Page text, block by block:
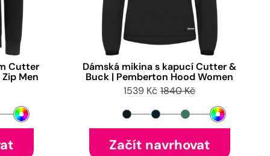
Cutter
Men
Dámská mikina s kapucí Cutter &
Buck | Pemberton Hood Women
1539 Kč 1840 Kč
Začít navrhovat